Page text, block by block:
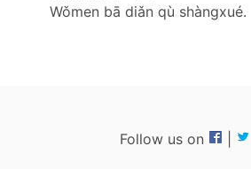
Wǒmen bā diǎn qù shàngxué.
Follow us on